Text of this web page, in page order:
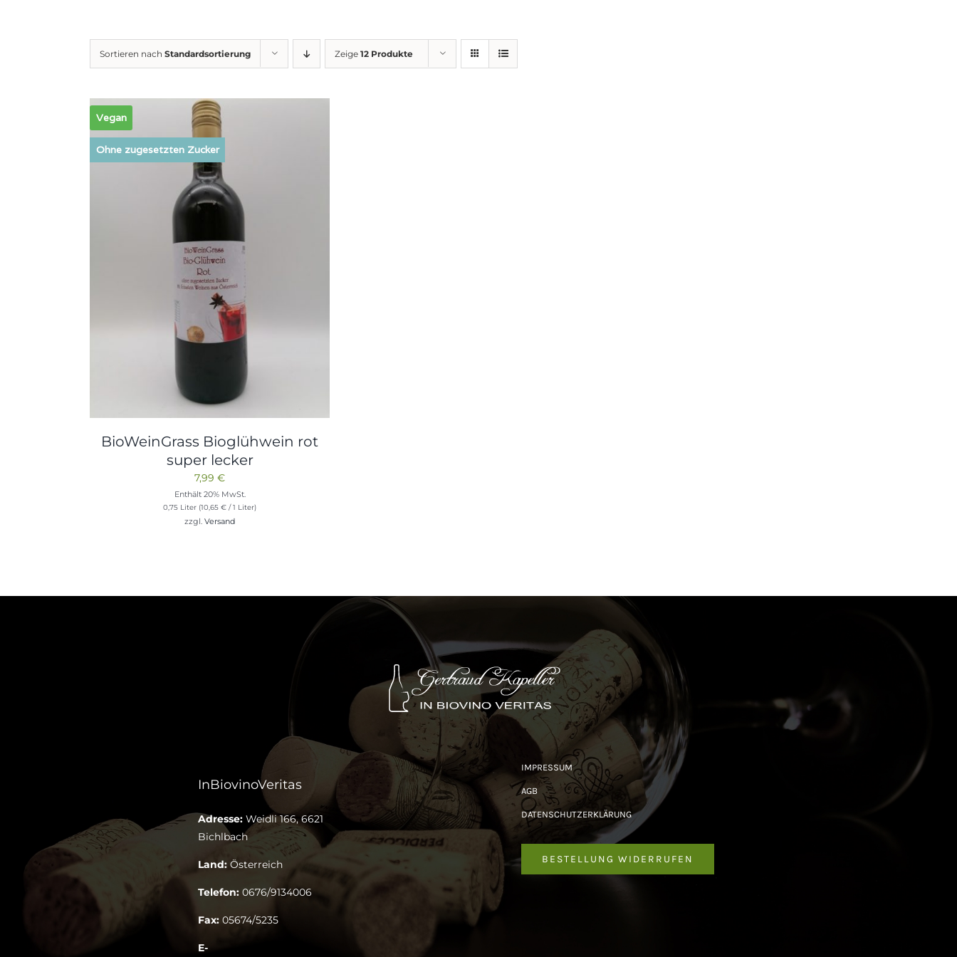
Sortieren nachStandardsortierung Zeige12 Produkte
Vegan
Ohne zugesetzten Zucker
BioWeinGrass Bioglühwein rot
super lecker
7,99€
Enthält 20% MwSt.
0,75 Liter (10,65€ / 1 Liter)
zzgl.Versand
InBiovinoVeritas
Adresse:Weidli 166, 6621
Bichlbach
Land:Österreich
Telefon: 0676/9134006
Fax: 05674/5235
E-
IMPRESSUM
AGB
DATENSCHUTZERKLÄRUNG
BESTELLUNG WIDERRUFEN